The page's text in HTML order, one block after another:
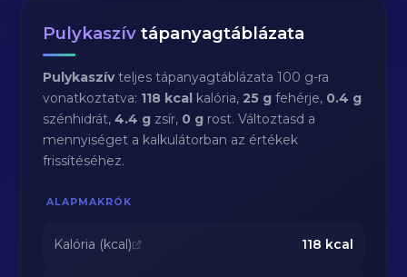
Pulykaszív tápanyagtáblázata
Pulykaszívteljes tápanyagtáblázata 100 g-ra
vonatkoztatva: 118 kcal kalória,25 g fehérje, 0.4 g
szénhidrát,4.4 g zsír, 0 g rost. Változtasd a
mennyiséget a kalkulátorban az értékek
frissítéséhez.
ALAPMAKRÓK
Kalória (kcal) 118 kcal